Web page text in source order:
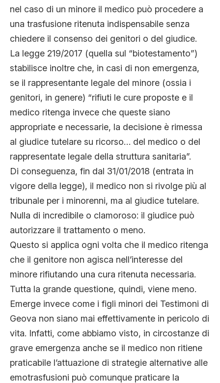
nel caso di un minore il medico può procedere a
una trasfusione ritenuta indispensabile senza
chiedere il consenso dei genitori o del giudice.
La legge 219/2017 (quella sul “biotestamento”)
stabilisce inoltre che, in casi di non emergenza,
se il rappresentante legale del minore (ossia i
genitori, in genere) “rifiuti le cure proposte e il
medico ritenga invece che queste siano
appropriate e necessarie, la decisione è rimessa
al giudice tutelare su ricorso… del medico o del
rappresentate legale della struttura sanitaria”.
Di conseguenza, fin dal 31/01/2018 (entrata in
vigore della legge), il medico non si rivolge più al
tribunale per i minorenni, ma al giudice tutelare.
Nulla di incredibile o clamoroso: il giudice può
autorizzare il trattamento o meno.
Questo si applica ogni volta che il medico ritenga
che il genitore non agisca nell’interesse del
minore rifiutando una cura ritenuta necessaria.
Tutta la grande questione, quindi, viene meno.
Emerge invece come i figli minori dei Testimoni di
Geova non siano mai effettivamente in pericolo di
vita. Infatti, come abbiamo visto, in circostanze di
grave emergenza anche se il medico non ritiene
praticabile l’attuazione di strategie alternative alle
emotrasfusioni può comunque praticare la